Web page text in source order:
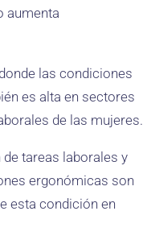
aumenta
las condiciones
es alta en sectores
de las mujeres.
tareas laborales y
ergonómicas son
esta condición en